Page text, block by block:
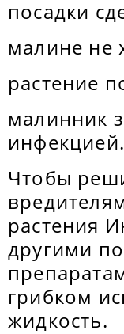
посадки
малине не
растение
малинник
инфекцией.
Чтобы
растения
другими
грибком
жидкость.